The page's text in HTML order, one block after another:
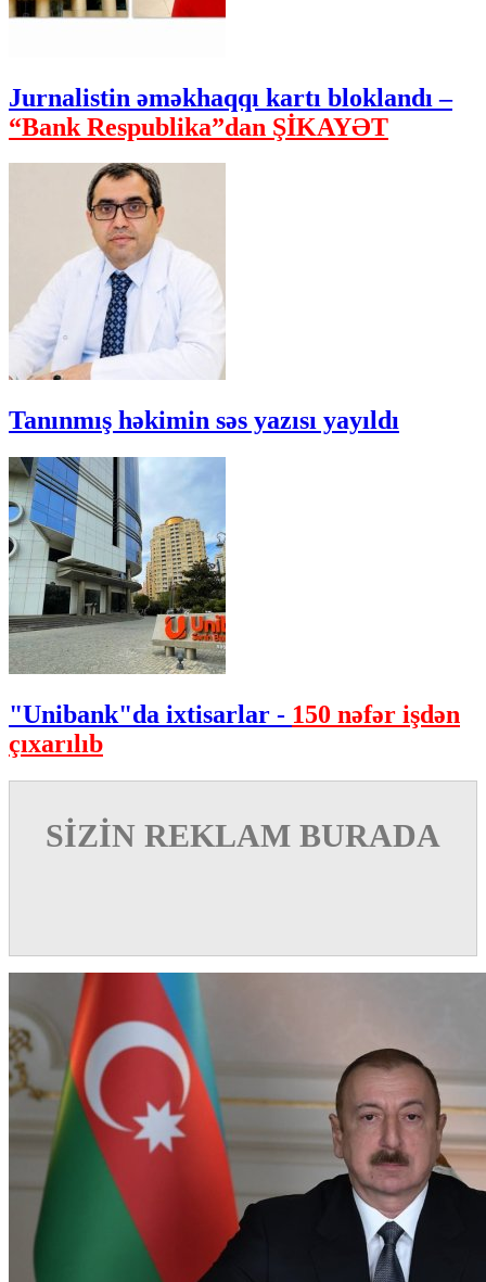
Jurnalistin əməkhaqqı kartı bloklandı –
“Bank Respublika”dan ŞİKAYƏT
Tanınmış həkimin səs yazısı yayıldı
"Unibank"da ixtisarlar - 150 nəfər işdən
çıxarılıb
SİZİN REKLAM BURADA